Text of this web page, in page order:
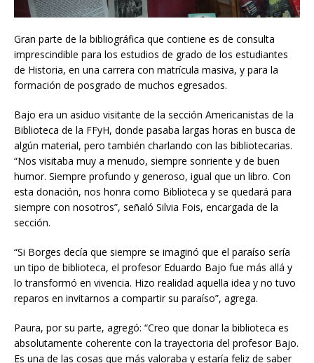
Gran parte de la bibliográfica que contiene es de consulta
imprescindible para los estudios de grado de los estudiantes
de Historia, en una carrera con matrícula masiva, y para la
formación de posgrado de muchos egresados.
Bajo era un asiduo visitante de la sección Americanistas de la
Biblioteca de la FFyH, donde pasaba largas horas en busca de
algún material, pero también charlando con las bibliotecarias.
“Nos visitaba muy a menudo, siempre sonriente y de buen
humor. Siempre profundo y generoso, igual que un libro. Con
esta donación, nos honra como Biblioteca y se quedará para
siempre con nosotros”, señaló Silvia Fois, encargada de la
sección.
“Si Borges decía que siempre se imaginó que el paraíso sería
un tipo de biblioteca, el profesor Eduardo Bajo fue más allá y
lo transformó en vivencia. Hizo realidad aquella idea y no tuvo
reparos en invitarnos a compartir su paraíso”, agrega.
Paura, por su parte, agregó: “Creo que donar la biblioteca es
absolutamente coherente con la trayectoria del profesor Bajo.
Es una de las cosas que más valoraba y estaría feliz de saber